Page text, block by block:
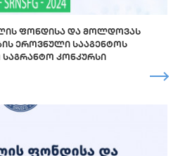
ᲤᲝᲜᲓᲘᲡᲐ ᲓᲐ ᲛᲝᲚᲓᲝᲕᲐᲡ
ᲔᲠᲝᲕᲜᲣᲚᲘ ᲡᲐᲐᲒᲔᲜᲢᲝᲡ
ᲙᲝᲜᲙᲣᲠᲡᲘ